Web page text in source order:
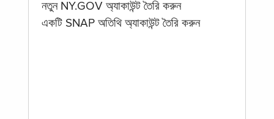
নতুন NY.GOV অ্যাকাউন্ট তৈরি করুন
একটি SNAP অতিথি অ্যাকাউন্ট তৈরি করুন